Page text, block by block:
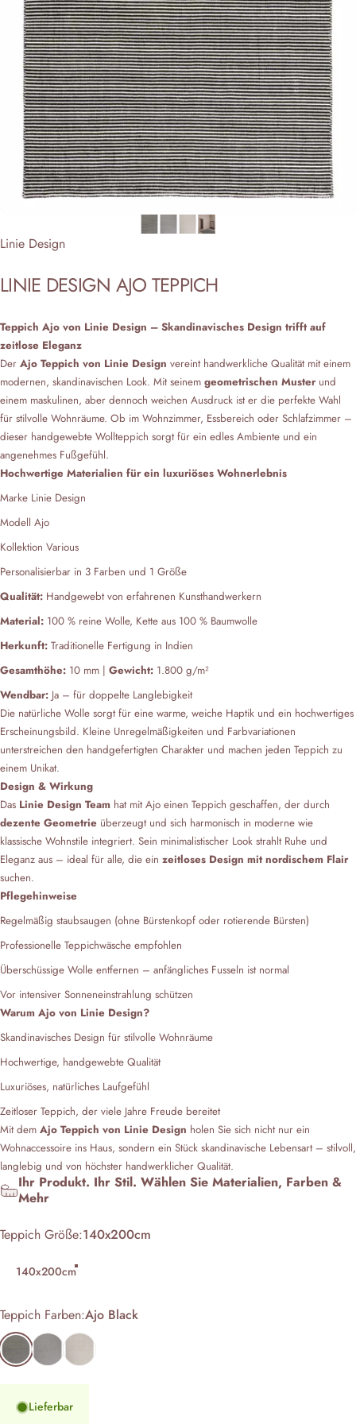
Anbieter:
Linie Design
LINIE DESIGN AJO TEPPICH
Teppich Ajo von Linie Design – Skandinavisches Design trifft auf
zeitlose Eleganz
Der Ajo Teppich von Linie Design vereint handwerkliche Qualität mit einem
modernen, skandinavischen Look. Mit seinem geometrischen Musterund
einem maskulinen, aber dennoch weichen Ausdruck ist er die perfekte Wahl
für stilvolle Wohnräume. Ob im Wohnzimmer, Essbereich oder Schlafzimmer –
dieser handgewebte Wollteppich sorgt für ein edles Ambiente und ein
angenehmes Fußgefühl.
Hochwertige Materialien für ein luxuriöses Wohnerlebnis
Marke Linie Design
Modell Ajo
Kollektion Various
Personalisierbar in 3 Farben und 1 Größe
Qualität: Handgewebt von erfahrenen Kunsthandwerkern
Material: 100 % reine Wolle, Kette aus 100 % Baumwolle
Herkunft: Traditionelle Fertigung in Indien
Gesamthöhe: 10 mm | Gewicht: 1.800 g/m²
Wendbar: Ja – für doppelte Langlebigkeit
Die natürliche Wolle sorgt für eine warme, weiche Haptik und ein hochwertiges
Erscheinungsbild. Kleine Unregelmäßigkeiten und Farbvariationen
unterstreichen den handgefertigten Charakter und machen jeden Teppich zu
einem Unikat.
Design & Wirkung
Das Linie Design Team hat mit Ajo einen Teppich geschaffen, der durch
dezente Geometrie überzeugt und sich harmonisch in moderne wie
klassische Wohnstile integriert. Sein minimalistischer Look strahlt Ruhe und
Eleganz aus – ideal für alle, die ein zeitloses Design mit nordischem Flair
suchen.
Pflegehinweise
Regelmäßig staubsaugen (ohne Bürstenkopf oder rotierende Bürsten)
Professionelle Teppichwäsche empfohlen
Überschüssige Wolle entfernen – anfängliches Fusseln ist normal
Vor intensiver Sonneneinstrahlung schützen
Warum Ajo von Linie Design?
Skandinavisches Design für stilvolle Wohnräume
Hochwertige, handgewebte Qualität
Luxuriöses, natürliches Laufgefühl
Zeitloser Teppich, der viele Jahre Freude bereitet
Mit dem Ajo Teppich von Linie Design holen Sie sich nicht nur ein
Wohnaccessoire ins Haus, sondern ein Stück skandinavische Lebensart – stilvoll,
langlebig und von höchster handwerklicher Qualität.
Ihr Produkt. Ihr Stil. Wählen Sie Materialien, Farben &
Mehr
Teppich Größe
Teppich Größe:140x200cm
140x200cm
Teppich Farben
Teppich Farben:Ajo Black
Ajo BlackAjo GreyAjo Silver
Lieferbar